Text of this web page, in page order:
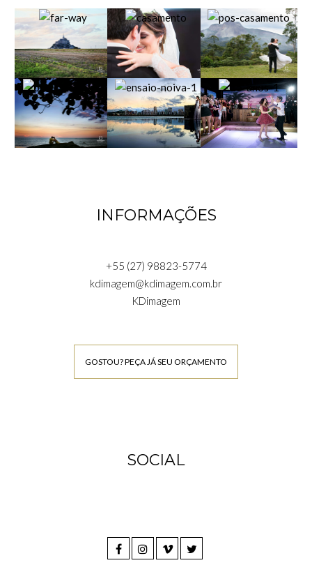
INFORMAÇÕES
+55 (27) 98823-5774
kdimagem@kdimagem.com.br
KDimagem
GOSTOU? PEÇA JÁ SEU ORÇAMENTO
SOCIAL